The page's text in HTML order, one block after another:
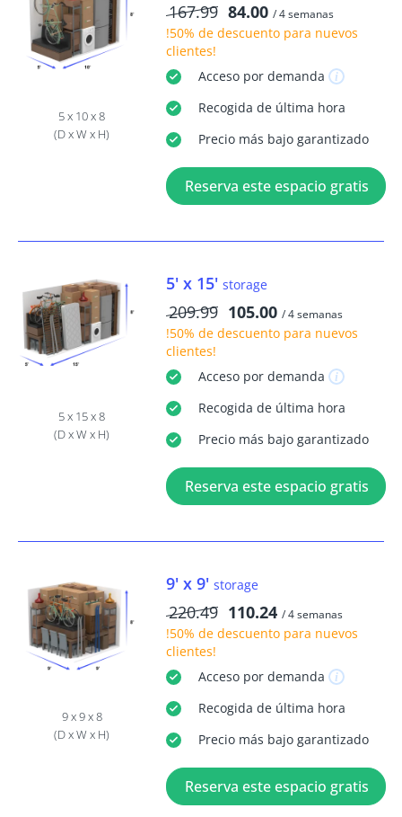
5 x 10 x 8
(D x W x H)
167.99 84.00 / 4 semanas
!50% de descuentopara nuevos
clientes!
Acceso por demanda
Recogida de última hora
Precio más bajo garantizado
Reserva este espacio gratis
5 x 15 x 8
(D x W x H)
5' x 15' storage
209.99 105.00 / 4 semanas
!50% de descuentopara nuevos
clientes!
Acceso por demanda
Recogida de última hora
Precio más bajo garantizado
Reserva este espacio gratis
9 x 9 x 8
(D x W x H)
9' x 9' storage
220.49 110.24 / 4 semanas
!50% de descuentopara nuevos
clientes!
Acceso por demanda
Recogida de última hora
Precio más bajo garantizado
Reserva este espacio gratis